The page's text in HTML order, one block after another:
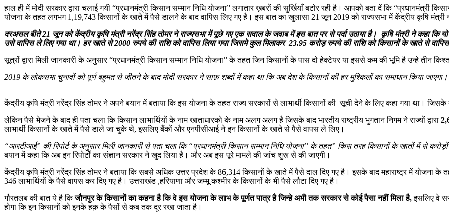
हाल ही में मोदी सरकार द्वारा चलाई गयी “प्रधानमंत्री किसान सम्मान निधि योजना” लगातार ख़बरों की सुर्खियाँ बटोर रही है। आपको बता दें कि “प्रधानमंत्री
योजना के तहत लगभग 1,19,743 किसानों के खाते में पैसे डालने के बाद वापिस लिए गए है। इस बात का खुलासा 21 जून 2019 को राज्यसभा में केंद्रीय कृषि मंत्री
दरअसल बीते 21 जून को केंद्रीय कृषि मंत्री नरेंद्र सिंह तोमर ने राज्यसभा में पूछे गए एक सवाल के जवाब में इस बात पर से पर्दा उठाया है। कृषि मंत्री ने कहा कि
उसे वापिस ले लिए गया था। हर खाते से 2000 रुपये की राशि को वापिस लिया गया जिसमे कुल मिलाकर 23.95 करोड़ रुपये की राशि को किसानों के खाते से
सूत्रों द्वारा मिली जानकारी के अनुसार “प्रधानमंत्री किसान सम्मान निधि योजना” के तहत जिन किसानों के पास दो हेक्टेयर या इससे कम की भूमि है उन्हे तीन
2019 के लोकसभा चुनावों को पूर्ण बहुमत से जीतने के बाद मोदी सरकार ने साफ़ शब्दों में कहा था कि अब देश के किसानों की हर मुश्किलों का समाधान किया
केंद्रीय कृषि मंत्री नरेंद्र सिंह तोमर ने अपने बयान में बताया कि इस योजना के तहत राज्य सरकारों से लाभार्थी किसानों की सूची देने के लिए कहा गया था।
लेकिन पैसे भेजने के बाद ही पता चला कि किसान लाभार्थियों के नाम खाताधारको के नाम अलग अलग है जिसके बाद भारतीय राष्ट्रीय भुगतान निगम ने राज्यों द्वारा
लाभार्थी किसानों के खाते में पैसे डाले जा चुके थे, इसलिए बैंकों और एनपीसीआई ने इन किसानों के खाते से पैसे वापस ले लिए।
“आरटीआई” की रिपोर्ट के अनुसार मिली जानकारी से पता चला कि “प्रधानमंत्री किसान सम्मान निधि योजना” के तहत” किस तरह किसानों के खातों में से
बयान में कहा कि अब इन रिपोर्टों का संज्ञान सरकार ने खुद लिया है। और अब इस पूरे मामले की जांच शुरू से की जाएगी।
केंद्रीय कृषि मंत्री नरेंद्र सिंह तोमर ने बताया कि सबसे अधिक उत्तर प्रदेश के 86,314 किसानों के खाते में पैसे दाल दिए गए है। इसके बाद महाराष्ट्र में योजना के
346 लाभार्थियों के पैसे वापस कर दिए गए है। उत्तराखंड ,हरियाणा और जम्मू कश्मीर के किसानों के भी पैसे लौटा दिए गए है।
गौरतलब की बात ये है किजौनपुर के किसानों का कहना है कि वे इस योजना के लाभ के पूर्णत पात्र है जिन्हे अभी तक सरकार से कोई पैसा नहीं मिला है,इसलिए वे
होगा कि इन किसानों को इनके हक़ के पैसों से कब तक दूर रखा जाता है।